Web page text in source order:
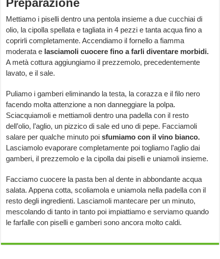
Preparazione
Mettiamo i piselli dentro una pentola insieme a due cucchiai di
olio, la cipolla spellata e tagliata in 4 pezzi e tanta acqua fino a
coprirli completamente. Accendiamo il fornello a fiamma
moderata e lasciamoli cuocere fino a farli diventare morbidi.
A metà cottura aggiungiamo il prezzemolo, precedentemente
lavato, e il sale.
Puliamo i gamberi eliminando la testa, la corazza e il filo nero
facendo molta attenzione a non danneggiare la polpa.
Sciacquiamoli e mettiamoli dentro una padella con il resto
dell’olio, l’aglio, un pizzico di sale ed uno di pepe. Facciamoli
salare per qualche minuto poisfumiamo con il vino bianco.
Lasciamolo evaporare completamente poi togliamo l’aglio dai
gamberi, il prezzemolo e la cipolla dai piselli e uniamoli insieme.
Facciamo cuocere la pasta ben al dente in abbondante acqua
salata. Appena cotta, scoliamola e uniamola nella padella con il
resto degli ingredienti. Lasciamoli mantecare per un minuto,
mescolando di tanto in tanto poi impiattiamo e serviamo quando
le farfalle con piselli e gamberi sono ancora molto caldi.